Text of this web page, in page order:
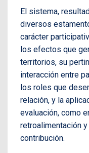
El sistema,
diversos
carácter
los efectos que
territorios, su
interacción entre
los roles que
relación, y la
evaluación, como
retroalimentación
contribución.